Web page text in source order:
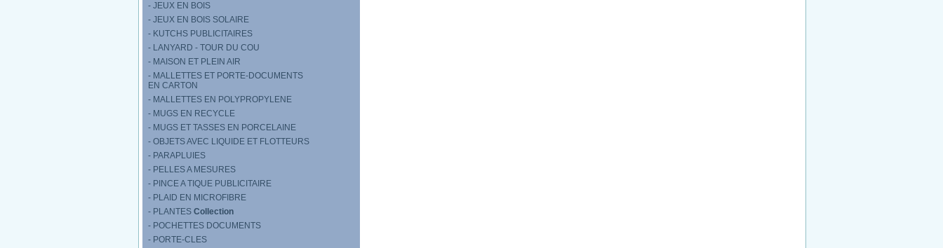
- JEUX EN BOIS
- JEUX EN BOIS SOLAIRE
- KUTCHS PUBLICITAIRES
- LANYARD - TOUR DU COU
- MAISON ET PLEIN AIR
- MALLETTES ET PORTE-DOCUMENTS
EN CARTON
- MALLETTES EN POLYPROPYLENE
- MUGS EN RECYCLE
- MUGS ET TASSES EN PORCELAINE
- OBJETS AVEC LIQUIDE ET FLOTTEURS
- PARAPLUIES
- PELLES A MESURES
- PINCE A TIQUE PUBLICITAIRE
- PLAID EN MICROFIBRE
- PLANTES Collection
- POCHETTES DOCUMENTS
- PORTE-CLES